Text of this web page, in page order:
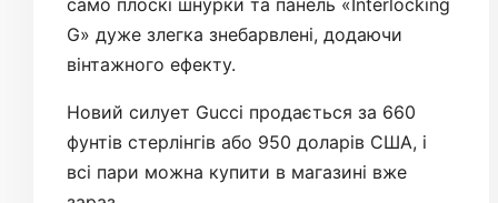
само плоскі шнурки та панель «Interlocking
G» дуже злегка знебарвлені, додаючи
вінтажного ефекту.
Новий силует Gucci продається за 660
фунтів стерлінгів або 950 доларів США, і
всі пари можна купити в магазині вже